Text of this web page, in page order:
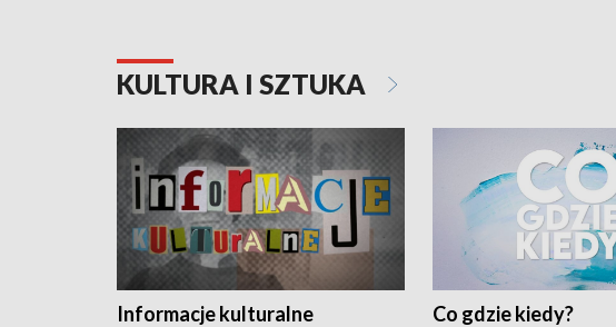
KULTURA I SZTUKA
Informacje kulturalne Co gdzie kiedy?